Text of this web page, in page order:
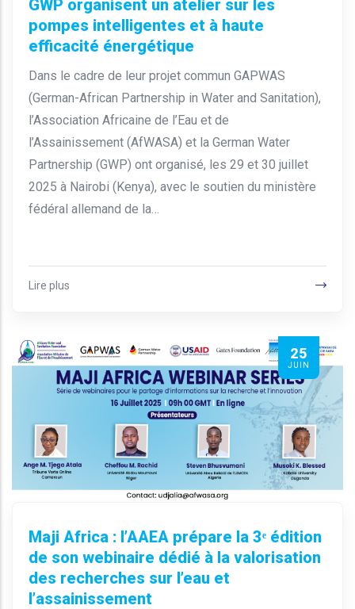
GWP organisent un atelier sur les
pompes intelligentes et à haute
efficacité énergétique
Dans le cadre de leur projet commun GAPWAS
(German-African Partnership in Water and Sanitation),
l’Association Africaine de l’Eau et de
l’Assainissement (AfWASA) et la German Water
Partnership (GWP) ont organisé, les 29 et 30 juillet
2025 à Nairobi (Kenya), avec le soutien du ministère
fédéral allemand de la…
Lire plus
25
JUIN
Maji Africa : l’AAEA prépare la 3ᵉ édition
de son webinaire dédié à la valorisation
des recherches sur l’eau et
l’assainissement